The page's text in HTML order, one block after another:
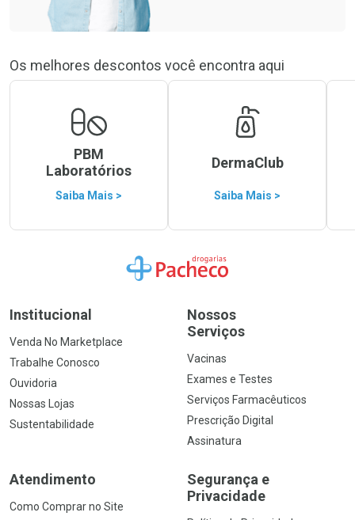
Os melhores descontos você encontra aqui
PBM
Laboratórios
Saiba Mais >
DermaClub
Saiba Mais >
Ir para a Home
Institucional
Venda No Marketplace
Trabalhe Conosco
Ouvidoria
Nossas Lojas
Sustentabilidade
Nossos
Serviços
Vacinas
Exames e Testes
Serviços Farmacêuticos
Prescrição Digital
Assinatura
Atendimento
Como Comprar no Site
Segurança e
Privacidade